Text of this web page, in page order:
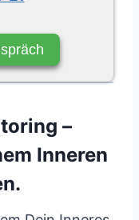
–
Inneren